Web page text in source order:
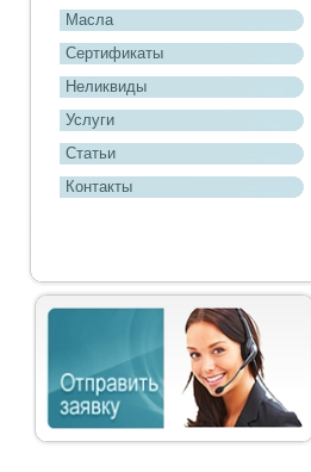
Масла
Сертификаты
Неликвиды
Услуги
Статьи
Контакты